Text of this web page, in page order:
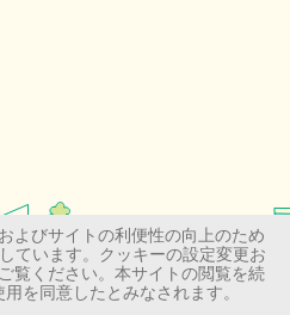
＞お問い合わせ
＞ご利用規約
よびサイトの利便性の向上のため
ています。クッキーの設定変更お
覧ください。本サイトの閲覧を続
を同意したとみなされます。